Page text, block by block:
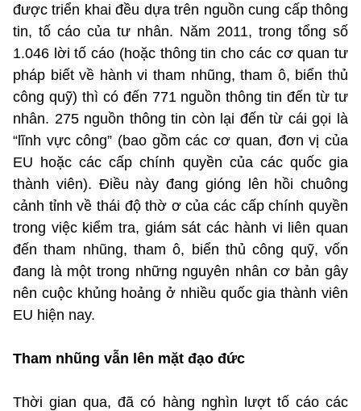
được triển khai đều dựa trên nguồn cung cấp thông
tin, tố cáo của tư nhân. Năm 2011, trong tổng số
1.046 lời tố cáo (hoặc thông tin cho các cơ quan tư
pháp biết về hành vi tham nhũng, tham ô, biển thủ
công quỹ) thì có đến 771 nguồn thông tin đến từ tư
nhân. 275 nguồn thông tin còn lại đến từ cái gọi là
“lĩnh vực công” (bao gồm các cơ quan, đơn vị của
EU hoặc các cấp chính quyền của các quốc gia
thành viên). Điều này đang gióng lên hồi chuông
cảnh tỉnh về thái độ thờ ơ của các cấp chính quyền
trong việc kiểm tra, giám sát các hành vi liên quan
đến tham nhũng, tham ô, biển thủ công quỹ, vốn
đang là một trong những nguyên nhân cơ bản gây
nên cuộc khủng hoảng ở nhiều quốc gia thành viên
EU hiện nay.
Tham nhũng vẫn lên mặt đạo đức
Thời gian qua, đã có hàng nghìn lượt tố cáo các